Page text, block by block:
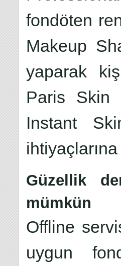
fondöten
Makeup
yaparak
Paris Skin
Instant
Güzellik
mümkün
Offline
uygun